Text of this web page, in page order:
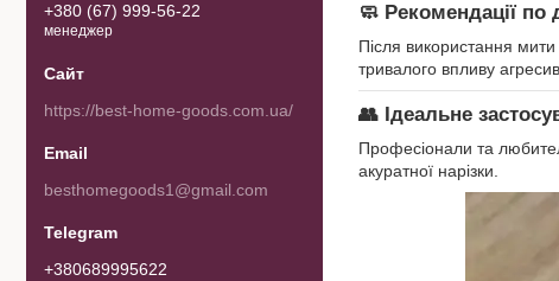
🧼 Рекомендації
Після використання
тривалого впливу
👥 Ідеальне
Професіонали та
акуратної нарізки.
+380 (67) 999-56-22
менеджер
https://best-home-goods.com.ua/
besthomegoods1@gmail.com
+380689995622